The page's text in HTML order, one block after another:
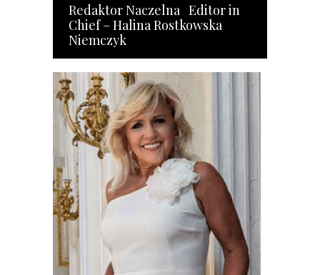
Redaktor Naczelna Editor in
Chief – Halina Rostkowska
Niemczyk